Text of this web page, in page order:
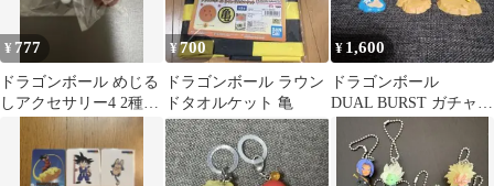
¥ 777
ドラゴンボール めじる
しアクセサリー4 2種セ
¥700
ドラゴンボール ラウン
ドタオルケット 亀
¥ 1,600
ドラゴンボール
DUAL BURST ガチャガ
チャ ３体セット